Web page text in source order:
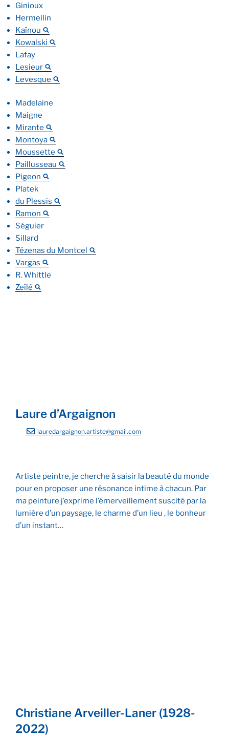
Ginioux
Hermellin
Kaïnou
Kowalski
Lafay
Lesieur
Levesque
Madelaine
Maigne
Mirante
Montoya
Moussette
Paillusseau
Pigeon
Platek
du Plessis
Ramon
Séguier
Sillard
Tézenas du Montcel
Vargas
R. Whittle
Zeïlé
Laure d’Argaignon
lauredargaignon.artiste@gmail.com
Artiste peintre, je cherche à saisir la beauté du monde
pour en proposer une résonance intime à chacun. Par
ma peinture j’exprime l’émerveillement suscité par la
lumière d’un paysage, le charme d’un lieu , le bonheur
d’un instant…
Christiane Arveiller-Laner (1928-
2022)